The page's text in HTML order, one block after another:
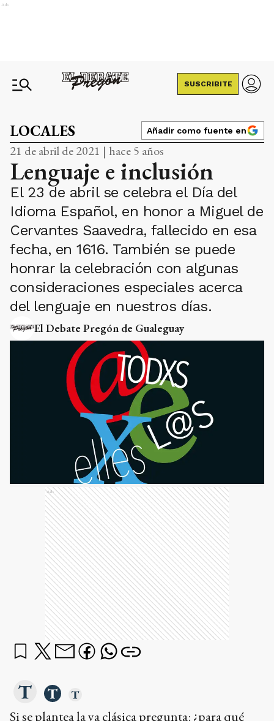
Ads
SUSCRIBITE
LOCALES Añadir como fuente en
21 de abril de 2021 | hace 5 años
Lenguaje e inclusión
El 23 de abril se celebra el Día del
Idioma Español, en honor a Miguel de
Cervantes Saavedra, fallecido en esa
fecha, en 1616. También se puede
honrar la celebración con algunas
consideraciones especiales acerca
del lenguaje en nuestros días.
El Debate Pregón de Gualeguay
Ads
Si se plantea la ya clásica pregunta: ¿para qué